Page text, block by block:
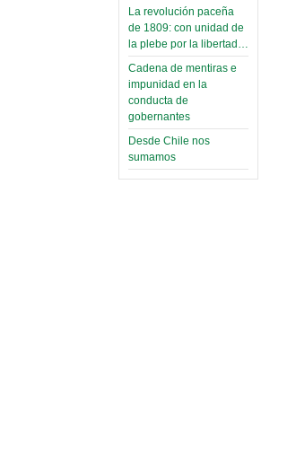
La revolución paceña
de 1809: con unidad de
la plebe por la libertad…
Cadena de mentiras e
impunidad en la
conducta de
gobernantes
Desde Chile nos
sumamos